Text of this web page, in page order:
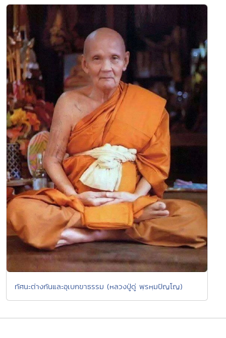
ทัศนะต่างกันและอุเบกขาธรรม (หลวงปู่ดู่ พฺรหฺมปัญโญ)